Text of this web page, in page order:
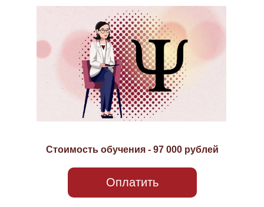
Стоимость обучения - 97 000 рублей
Оплатить